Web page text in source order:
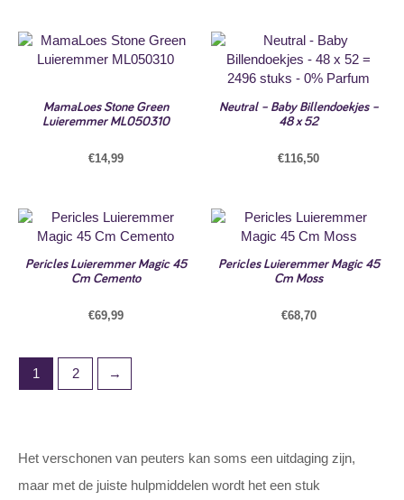
MamaLoes Stone Green
Luieremmer ML050310
€14,99
Neutral – Baby Billendoekjes –
48 x 52
€116,50
Pericles Luieremmer Magic 45
Cm Cemento
€69,99
Pericles Luieremmer Magic 45
Cm Moss
€68,70
1 2 →
Het verschonen van peuters kan soms een uitdaging zijn,
maar met de juiste hulpmiddelen wordt het een stuk